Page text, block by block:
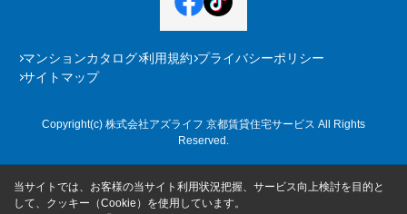
マンションカタログ 利用規約 プライバシーポリシー
サイトマップ
Copyright(c) 株式会社アズライフ 京都賃貸住宅サービス All Rights
Reserved.
当サイトでは、お客様の当サイト利用状況把握、サービス向上検討を目的と
して、クッキー（Cookie）を使用しています。